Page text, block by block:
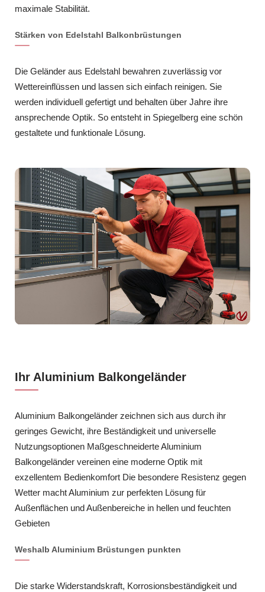
maximale Stabilität.
Stärken von Edelstahl Balkonbrüstungen
Die Geländer aus Edelstahl bewahren zuverlässig vor
Wettereinflüssen und lassen sich einfach reinigen. Sie
werden individuell gefertigt und behalten über Jahre ihre
ansprechende Optik. So entsteht in Spiegelberg eine schön
gestaltete und funktionale Lösung.
Ihr Aluminium Balkongeländer
Aluminium Balkongeländer zeichnen sich aus durch ihr
geringes Gewicht, ihre Beständigkeit und universelle
Nutzungsoptionen Maßgeschneiderte Aluminium
Balkongeländer vereinen eine moderne Optik mit
exzellentem Bedienkomfort Die besondere Resistenz gegen
Wetter macht Aluminium zur perfekten Lösung für
Außenflächen und Außenbereiche in hellen und feuchten
Gebieten
Weshalb Aluminium Brüstungen punkten
Die starke Widerstandskraft, Korrosionsbeständigkeit und